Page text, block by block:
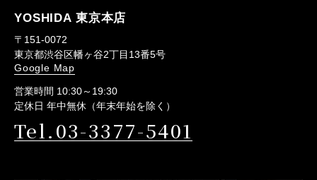
YOSHIDA 東京本店
〒151-0072
東京都渋谷区幡ヶ谷2丁目13番5号
Google Map
営業時間 10:30～19:30
定休日 年中無休（年末年始を除く）
Tel.03-3377-5401